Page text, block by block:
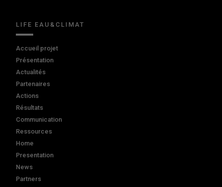
LIFE EAU&CLIMAT
Accueil projet
Présentation
Actualités
Partenaires
Actions
Résultats
Communication
Ressources
Home
Presentation
News
Partners